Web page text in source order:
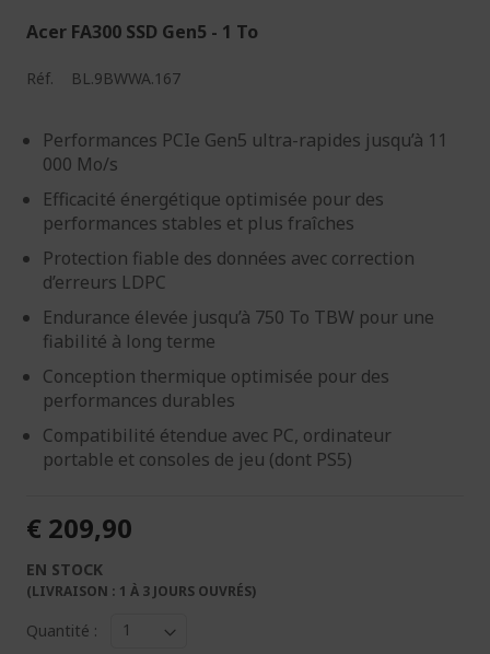
Acer FA300 SSD Gen5 - 1 To
Réf. BL.9BWWA.167
Performances PCIe Gen5 ultra-rapides jusqu’à 11
000 Mo/s
Efficacité énergétique optimisée pour des
performances stables et plus fraîches
Protection fiable des données avec correction
d’erreurs LDPC
Endurance élevée jusqu’à 750 To TBW pour une
fiabilité à long terme
Conception thermique optimisée pour des
performances durables
Compatibilité étendue avec PC, ordinateur
portable et consoles de jeu (dont PS5)
€ 209,90
EN STOCK
(LIVRAISON : 1 À 3 JOURS OUVRÉS)
Quantité :